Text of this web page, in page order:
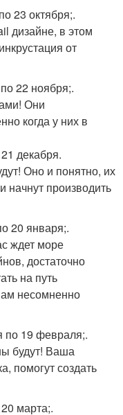
23 октября;.
дизайне, в этом
от
22 ноября;.
Они
когда у них в
декабря.
Оно и понятно, их
начнут производить
20 января;.
ждет море
достаточно
на путь
несомненно
по 19 февраля;.
будут! Ваша
помогут создать
марта;.